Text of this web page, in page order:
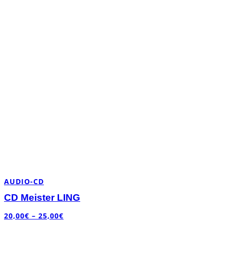
AUDIO-CD
CD Meister LING
20,00€ – 25,00€